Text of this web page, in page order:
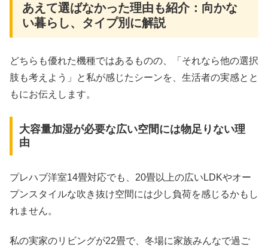
あえて選ばなかった理由も紹介：向かな
い暮らし、タイプ別に解説
どちらも優れた機種ではあるものの、「それなら他の選択
肢も考えよう」と私が感じたシーンを、生活者の実感とと
もにお伝えします。
大容量加湿が必要な広い空間には物足りない理
由
プレハブ洋室14畳対応でも、20畳以上の広いLDKやオー
プンスタイルな吹き抜け空間には少し負荷を感じるかもし
れません。
私の実家のリビングが22畳で、冬場に家族みんなで過ご